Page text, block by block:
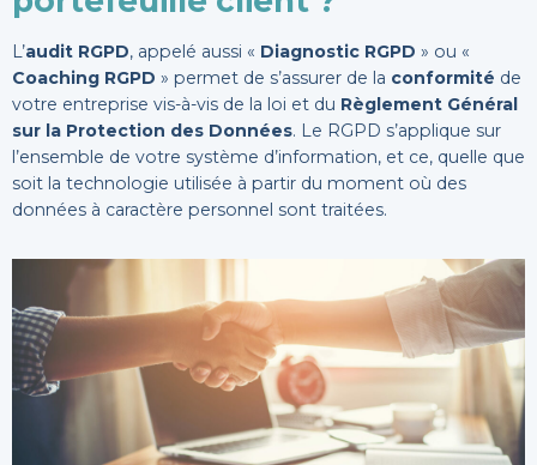
L’audit RGPD, appelé aussi « Diagnostic RGPD » ou «
Coaching RGPD » permet de s’assurer de la conformité de
votre entreprise vis-à-vis de la loi et du Règlement Général
sur la Protection des Données. Le RGPD s’applique sur
l’ensemble de votre système d’information, et ce, quelle que
soit la technologie utilisée à partir du moment où des
données à caractère personnel sont traitées.